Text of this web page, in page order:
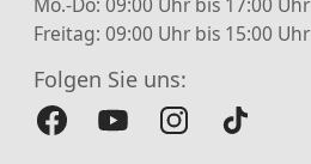
Freitag: 09:00 Uhr bis 15:00 Uhr
Folgen Sie uns: